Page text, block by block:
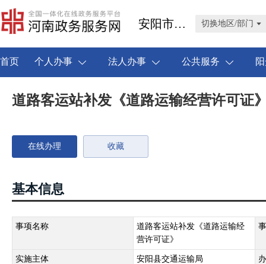
安阳市安阳县 切换地区/部门
首页 个人办事 法人办事 公共服务
道路客运站补发《道路运输经营许可证
在线办理 收藏
基本信息
事项名称
道路客运站补发《道路运输经
营许可证》
实施主体 安阳县交通运输局